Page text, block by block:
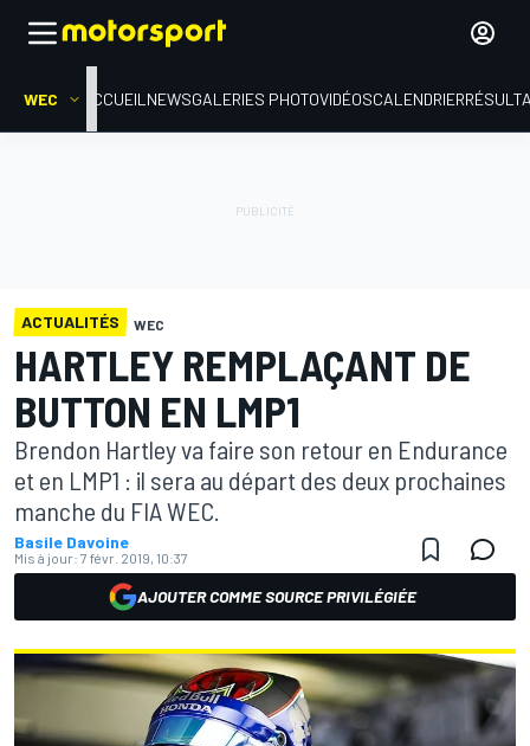
WEC ACCUEIL NEWSGALERIES PHOTOVIDÉOSCALENDRIER
ACTUALITÉS WEC
HARTLEY REMPLAÇANT DE
BUTTON EN LMP1
Brendon Hartley va faire son retour en Endurance
et en LMP1 : il sera au départ des deux prochaines
manche du FIA WEC.
Basile Davoine
Mis à jour: 7 févr. 2019, 10:37
AJOUTER COMME SOURCE PRIVILÉGIÉE